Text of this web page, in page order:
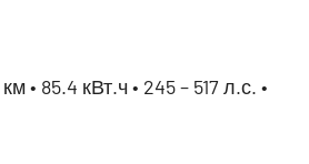
• 85.4 кВт.ч • 245 – 517 л.с. •